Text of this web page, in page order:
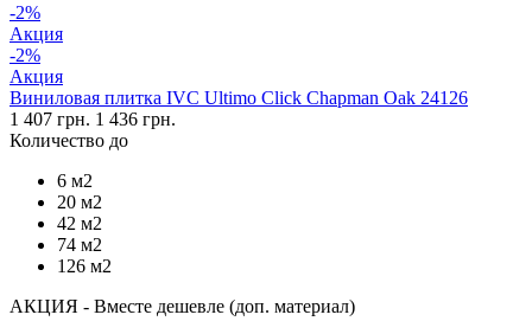
-2%
Акция
-2%
Акция
Виниловая плитка IVC Ultimo Click Chapman Oak 24126
1 407 грн. 1 436 грн.
Количество до
6 м2
20 м2
42 м2
74 м2
126 м2
АКЦИЯ - Вместе дешевле (доп. материал)